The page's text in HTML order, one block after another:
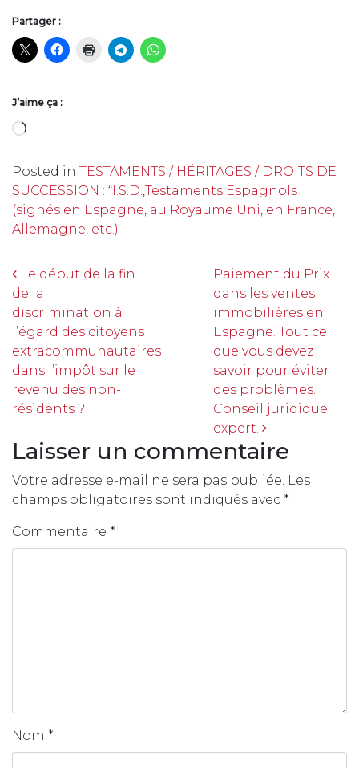
Partager :
J’aime ça :
Chargement…
Posted in TESTAMENTS / HÉRITAGES / DROITS DE
SUCCESSION : “I.S.D. Testaments Espagnols
(signés en Espagne, au Royaume Uni, en France,
Allemagne, etc.)
Navigation
Le début de la fin
de la
discrimination à
l’égard des citoyens
extracommunautaires
dans l’impôt sur le
revenu des non-
résidents ?
Paiement du Prix
dans les ventes
immobilières en
Espagne. Tout ce
que vous devez
savoir pour éviter
des problèmes.
Conseil juridique
expert.
Laisser un commentaire
Votre adresse e-mail ne sera pas publiée. Les
champs obligatoires sont indiqués avec *
Commentaire *
Nom *